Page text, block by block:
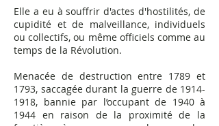
Elle a eu à souffrir d'actes d'hostilités, de
cupidité et de malveillance, individuels
ou collectifs, ou même officiels comme au
temps de la Révolution.
Menacée de destruction entre 1789 et
1793, saccagée durant la guerre de 1914-
1918, bannie par l’occupant de 1940 à
1944 en raison de la proximité de la